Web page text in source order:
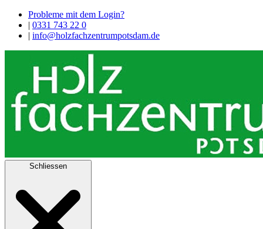
Probleme mit dem Login?
| 0331 743 22 0
| info@holzfachzentrumpotsdam.de
Schliessen